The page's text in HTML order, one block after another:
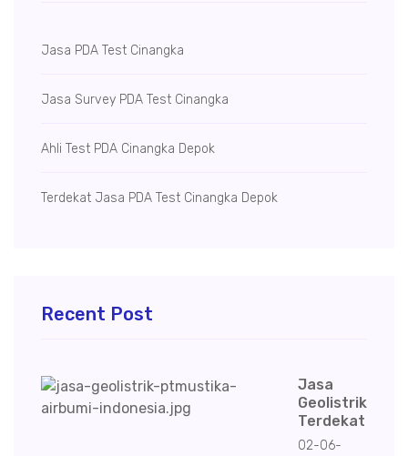
Jasa PDA Test Cinangka
Jasa Survey PDA Test Cinangka
Ahli Test PDA Cinangka Depok
Terdekat Jasa PDA Test Cinangka Depok
Recent Post
Jasa
Geolistrik
Terdekat
02-06-